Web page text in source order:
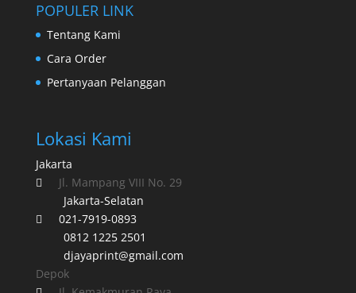
POPULER LINK
Tentang Kami
Cara Order
Pertanyaan Pelanggan
Lokasi Kami
Jakarta

Jl. Mampang VIII No. 29
Jakarta-Selatan

021-7919-0893
0812 1225 2501
djayaprint@gmail.com
Depok